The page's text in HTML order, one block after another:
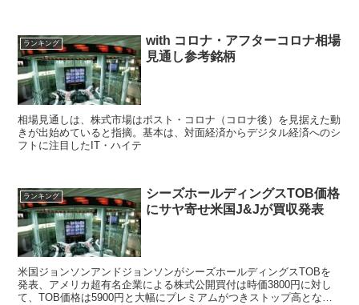
ランキング
with コロナ・アフターコロナ相場
見通し参考銘柄
相場見通しは、株式市場はポスト・コロナ（コロナ後）を見据えた動
きが出始めていると指摘。基本は、対面経済からデジタル経済へのシ
フトに注目したIT・ハイテ
ランキング
シーズホールディングスTOB価格
にサヤ寄せ米国J&Jが買収発表
米国ジョンソンアンドジョンソンがシーズホールディングスTOBを
発表、アメリカ超有名企業による株式公開買付は時価3800円に対し
て、TOB価格は5900円と大幅にプレミアムがつきストップ高となっ